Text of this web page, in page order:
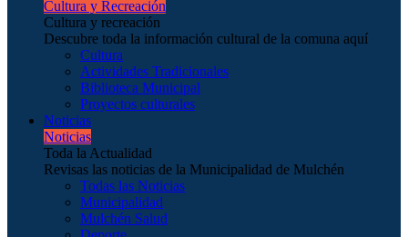
Cultura y Recreación
Cultura y recreación
Descubre toda la información cultural de la comuna aquí
Cultura
Actividades Tradicionales
Biblioteca Municipal
Proyectos culturales
Noticias
Noticias
Toda la Actualidad
Revisas las noticias de la Municipalidad de Mulchén
Todas las Noticias
Municipalidad
Mulchén Salud